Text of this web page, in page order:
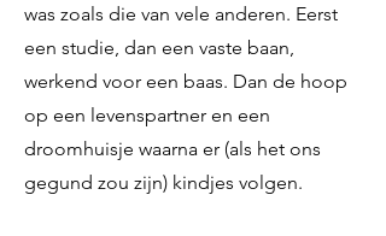
was zoals die van vele anderen. Eerst
een studie, dan een vaste baan,
werkend voor een baas. Dan de hoop
op een levenspartner en een
droomhuisje waarna er (als het ons
gegund zou zijn) kindjes volgen.